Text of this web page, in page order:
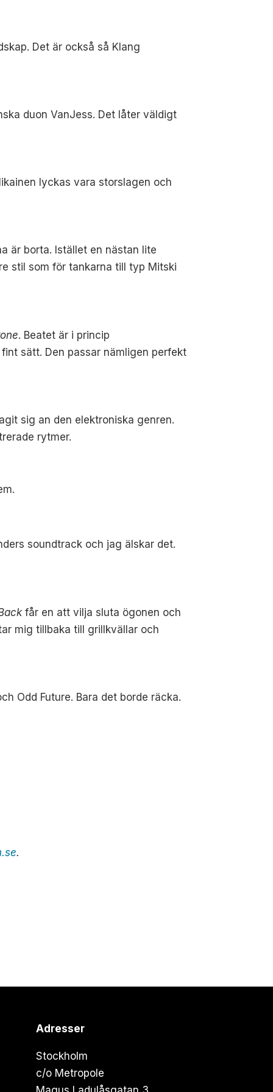
Det är också så Klang
duon VanJess. Det låter väldigt
lyckas vara storslagen och
är borta. Istället en nästan lite
stil som för tankarna till typ Mitski
. Beatet är i princip
sätt. Den passar nämligen perfekt
sig an den elektroniska genren.
rytmer.
soundtrack och jag älskar det.
får en att vilja sluta ögonen och
mig tillbaka till grillkvällar och
Odd Future. Bara det borde räcka.
.
Adresser
Stockholm
c/o Metropole